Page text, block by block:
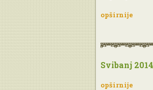
opširnije
Svibanj 2014
opširnije